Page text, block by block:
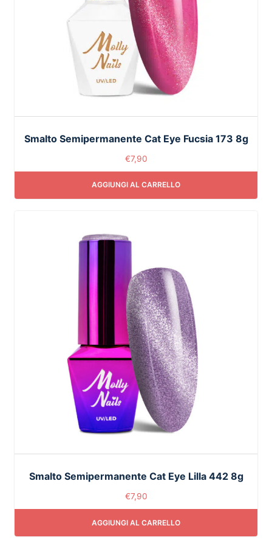
Smalto Semipermanente Cat Eye Fucsia 173 8g
€7,90
AGGIUNGI AL CARRELLO
Smalto Semipermanente Cat Eye Lilla 442 8g
€7,90
AGGIUNGI AL CARRELLO